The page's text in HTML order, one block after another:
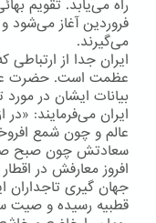
راه می‌یابد. تقویم
فروردین آغاز می‌شود
می‌گیرند.
ایران جدا از ارتباطی
عظمت است. حضرت
بیانات ایشان در
ایران می‌فرمایند: «در
عالم و چون شمع
سعادتش چون صبح
افروز معارفش در
جهان گیری تاجداران
قطبیه رسیده و صیت